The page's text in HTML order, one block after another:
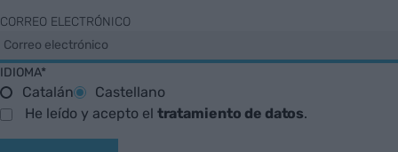
CORREO ELECTRÓNICO
IDIOMA*
Catalán
Castellano
He leído y acepto el tratamiento de datos.